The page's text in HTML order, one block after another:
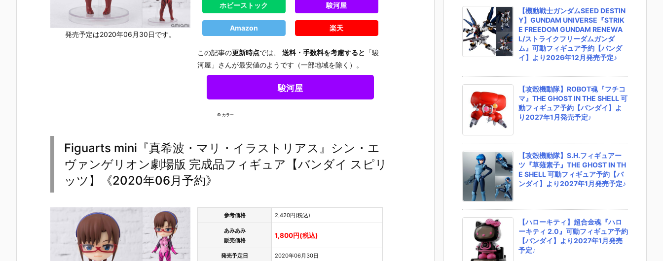
発売予定は2020年06月30日です。
ホビーストック 駿河屋
Amazon 楽天
この記事の更新時点では、送料・手数料を考慮すると 「駿
河屋」さんが最安値のようです（一部地域を除く）。
駿河屋
© カラー
Figuarts mini『真希波・マリ・イラストリアス』シン・エ
ヴァンゲリオン劇場版 完成品フィギュア【バンダイ スピリ
ッツ】《2020年06月予約》
参考価格 2,420円(税込)
あみあみ
販売価格
1,800円(税込)
発売予定日 2020年06月30日
【機動戦士ガンダムSEED DESTIN
Y】GUNDAM UNIVERSE『STRIK
E FREEDOM GUNDAM RENEWA
L/ストライクフリーダムガンダ
ム』可動フィギュア予約【バンダ
イ】より2026年12月発売予定♪
【攻殻機動隊】ROBOT魂『フチコ
マ』THE GHOST IN THE SHELL 可
動フィギュア予約【バンダイ】よ
り2027年1月発売予定♪
【攻殻機動隊】S.H.フィギュアー
ツ『草薙素子』THE GHOST IN TH
E SHELL 可動フィギュア予約【バ
ンダイ】より2027年1月発売予定♪
【ハローキティ】超合金魂『ハロ
ーキティ 2.0』可動フィギュア予約
【バンダイ】より2027年1月発売
予定♪